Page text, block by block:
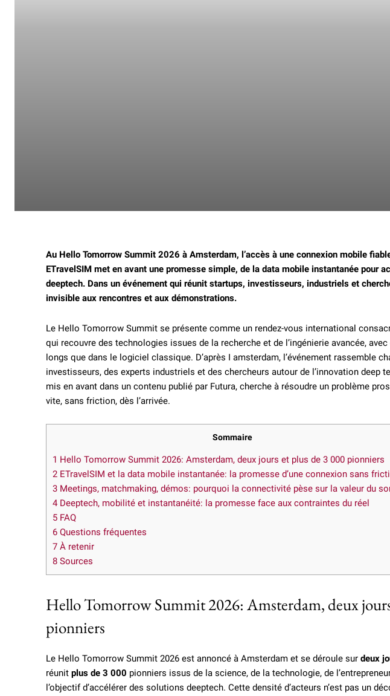
Au Hello Tomorrow Summit 2026 à Amsterdam, l’accès à une connexion mobile
ETravelSIM met en avant une promesse simple, de la data mobile instantanée pour
deeptech. Dans un événement qui réunit startups, investisseurs, industriels et
invisible aux rencontres et aux démonstrations.
Le Hello Tomorrow Summit se présente comme un rendez-vous international
qui recouvre des technologies issues de la recherche et de l’ingénierie avancée,
longs que dans le logiciel classique. D’après I amsterdam, l’événement rassemble
investisseurs, des experts industriels et des chercheurs autour de l’innovation deep
mis en avant dans un contenu publié par Futura, cherche à résoudre un problème
vite, sans friction, dès l’arrivée.
Sommaire
1 Hello Tomorrow Summit 2026: Amsterdam, deux jours et plus de 3 000 pionniers
2 ETravelSIM et la data mobile instantanée: la promesse d’une connexion sans
3 Meetings, matchmaking, démos: pourquoi la connectivité pèse sur la valeur du
4 Deeptech, mobilité et instantanéité: la promesse face aux contraintes du réel
5 FAQ
6 Questions fréquentes
7 À retenir
8 Sources
Hello Tomorrow Summit 2026: Amsterdam, deux
pionniers
Le Hello Tomorrow Summit 2026 est annoncé à Amsterdam et se déroule sur deux
réunit plus de 3 000 pionniers issus de la science, de la technologie, de
l’objectif d’accélérer des solutions deeptech. Cette densité d’acteurs n’est pas un